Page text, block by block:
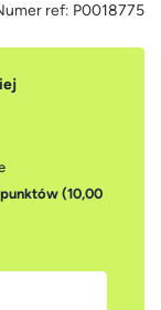
ref: P0018775
(10,00